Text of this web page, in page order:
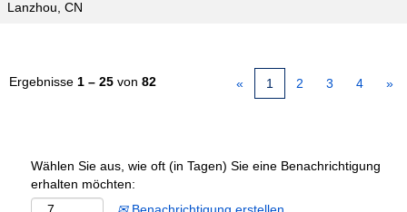
Lanzhou, CN
Ergebnisse 1 – 25 von 82 « 1 2 3 4 »
Wählen Sie aus, wie oft (in Tagen) Sie eine Benachrichtigung
erhalten möchten: